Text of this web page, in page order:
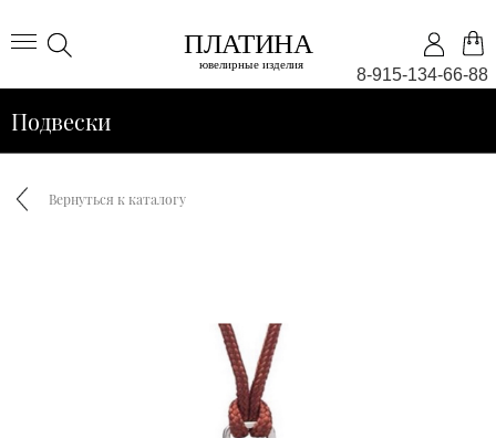
8-915-134-66-88
Подвески
Вернуться к каталогу